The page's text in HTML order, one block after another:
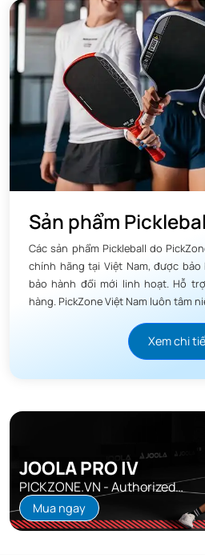
Sản phẩm
Các sản phẩm Pickleball do
chính hãng tại Việt Nam, được
bảo hành đổi mới linh hoạt. Hỗ
hàng. PickZone Việt Nam luôn tâm
Xem chi
JOOLA PRO IV
PICKZONE.VN - Authorized
Distributor
Mua ngay